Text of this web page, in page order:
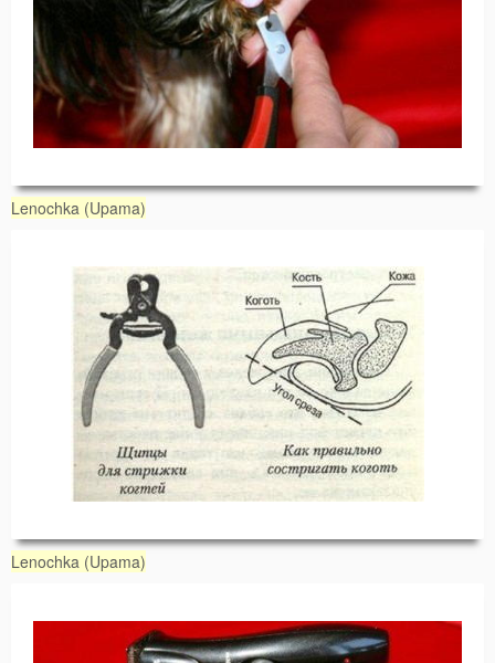
Lenochka (Upama)
Lenochka (Upama)